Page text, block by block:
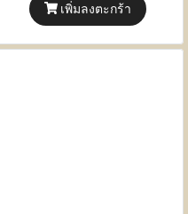
29.50 เซนติเมตร
เพิ่มลงตะกร้า